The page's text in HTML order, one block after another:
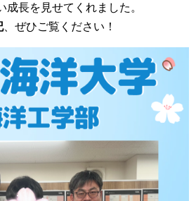
成長を見せてくれました。
、ぜひご覧ください！